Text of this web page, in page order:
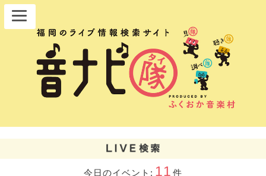
今日のイベント: 11 件